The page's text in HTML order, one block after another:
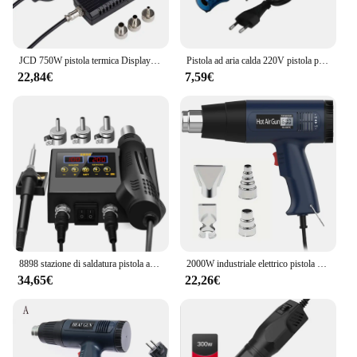
22,84€
Pistola ad aria calda 220V pistola per soffiatore di temperatura di saldatura fai-da-te asciugacapelli elettrico Mini pistola termica per artigianato guaina termoretraibile Car Wrap
7,59€
34,65€ 22,26€